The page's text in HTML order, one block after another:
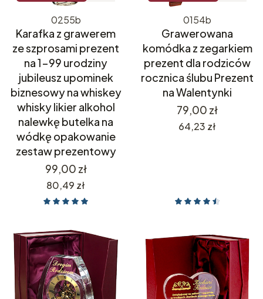
0255b
Karafka z grawerem
ze szprosami prezent
na 1-99 urodziny
jubileusz upominek
biznesowy na whiskey
whisky likier alkohol
nalewkę butelka na
wódkę opakowanie
zestaw prezentowy
Cena
99,00 zł
Cena
80,49 zł
0154b
Grawerowana
komódka z zegarkiem
prezent dla rodziców
rocznica ślubu Prezent
na Walentynki
Cena
79,00 zł
Cena
64,23 zł